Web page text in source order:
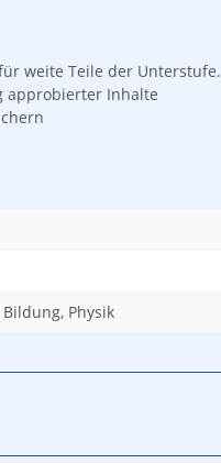
weite Teile der Unterstufe.
approbierter Inhalte
Physik